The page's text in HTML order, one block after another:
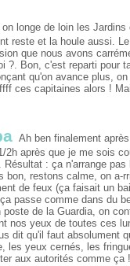
longe de loin les
reste et la houle aussi.
que nous avons
?. Bon, c'est reparti pour
qu'on avance plus,
ces capitaines alors !
Ah ben finalement
après que je me sois
: ça n'arrange
restons calme, on a-
de feux (ça faisait un
passe comme dans du
de la Guardia, on
nos yeux de toutes ces
dit qu'il faut absolument
les yeux cernés, les
aux autorités comme ça !